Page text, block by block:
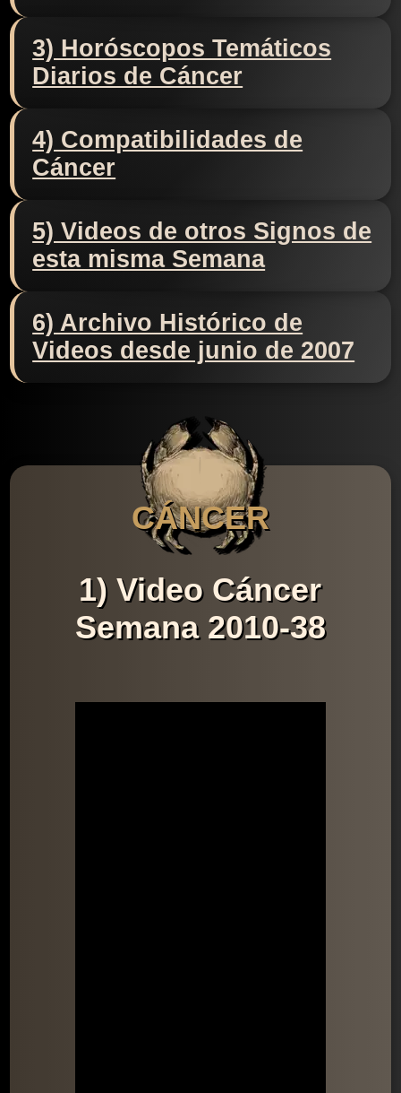
3) Horóscopos Temáticos
Diarios de Cáncer
4) Compatibilidades de
Cáncer
5) Videos de otros Signos de
esta misma Semana
6) Archivo Histórico de
Videos desde junio de 2007
CÁNCER
1) Video Cáncer
Semana 2010-38